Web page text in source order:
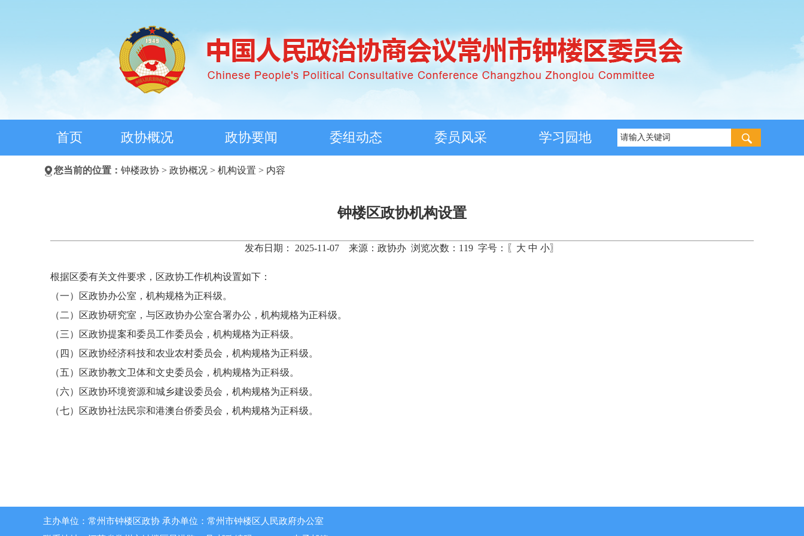
首页 政协概况 政协要闻 委组动态 委员风采 学习园地
您当前的位置： 钟楼政协 > 政协概况 > 机构设置 > 内容
钟楼区政协机构设置
发布日期： 2025-11-07 来源：政协办 浏览次数： 119 字号：〖 大 中 小〗
根据区委有关文件要求，区政协工作机构设置如下：
（一）区政协办公室，机构规格为正科级。
（二）区政协研究室，与区政协办公室合署办公，机构规格为正科级。
（三）区政协提案和委员工作委员会，机构规格为正科级。
（四）区政协经济科技和农业农村委员会，机构规格为正科级。
（五）区政协教文卫体和文史委员会，机构规格为正科级。
（六）区政协环境资源和城乡建设委员会，机构规格为正科级。
（七）区政协社法民宗和港澳台侨委员会，机构规格为正科级。
主办单位：常州市钟楼区政协 承办单位：常州市钟楼区人民政府办公室